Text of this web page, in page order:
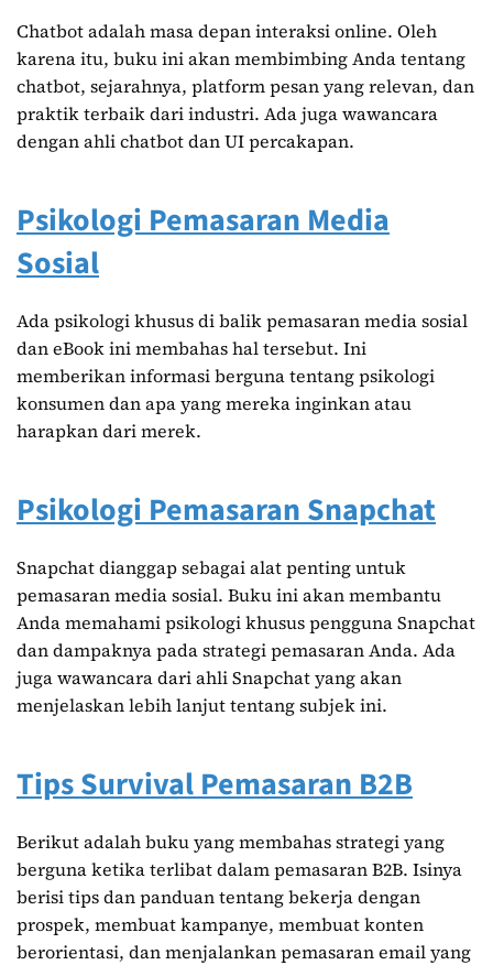
Chatbot adalah masa depan interaksi online. Oleh
karena itu, buku ini akan membimbing Anda tentang
chatbot, sejarahnya, platform pesan yang relevan, dan
praktik terbaik dari industri. Ada juga wawancara
dengan ahli chatbot dan UI percakapan.
Psikologi Pemasaran Media
Sosial
Ada psikologi khusus di balik pemasaran media sosial
dan eBook ini membahas hal tersebut. Ini
memberikan informasi berguna tentang psikologi
konsumen dan apa yang mereka inginkan atau
harapkan dari merek.
Psikologi Pemasaran Snapchat
Snapchat dianggap sebagai alat penting untuk
pemasaran media sosial. Buku ini akan membantu
Anda memahami psikologi khusus pengguna Snapchat
dan dampaknya pada strategi pemasaran Anda. Ada
juga wawancara dari ahli Snapchat yang akan
menjelaskan lebih lanjut tentang subjek ini.
Tips Survival Pemasaran B2B
Berikut adalah buku yang membahas strategi yang
berguna ketika terlibat dalam pemasaran B2B. Isinya
berisi tips dan panduan tentang bekerja dengan
prospek, membuat kampanye, membuat konten
berorientasi, dan menjalankan pemasaran email yang